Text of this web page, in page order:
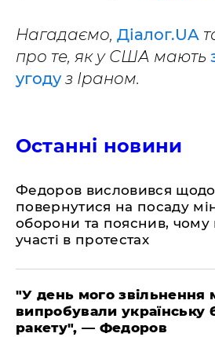
Нагадаємо, Діалог.UA
про те, як у США мають
угодуз Іраном.
Останні новини
​Федоров висловився
повернутися на посаду
оборони та пояснив, чому
участі в протестах
​"У день мого звільнення
випробували українську
ракету", — Федоров